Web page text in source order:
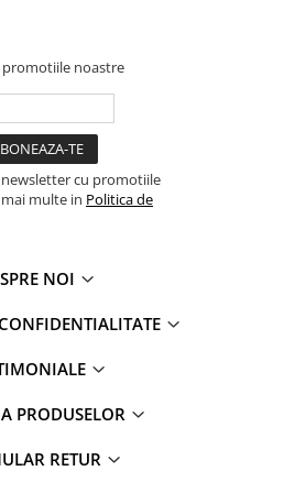
noastre
cu promotiile
multe in Politica de
NOI
PRODUSELOR
RETUR